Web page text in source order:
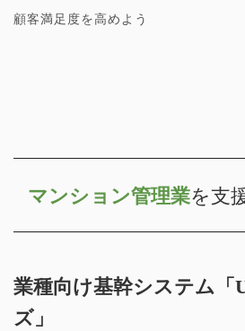
顧客満足度を高めよう
マンション管理業を支
業種向け基幹システム「
ズ」